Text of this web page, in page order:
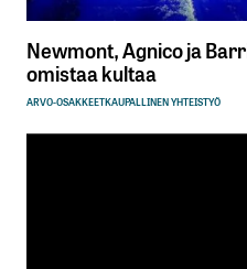
Newmont, Agnico ja
omistaa kultaa
ARVO-OSAKKEETKAUPALLINEN YHTEISTYÖ